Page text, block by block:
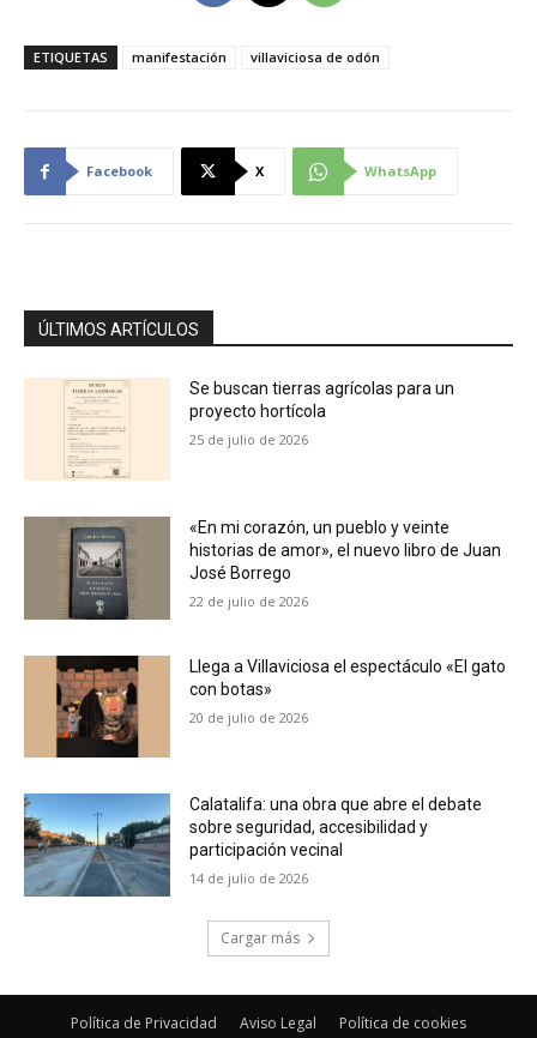
ETIQUETAS manifestación villaviciosa de odón
Facebook X WhatsApp
ÚLTIMOS ARTÍCULOS
Se buscan tierras agrícolas para un
proyecto hortícola
25 de julio de 2026
«En mi corazón, un pueblo y veinte
historias de amor», el nuevo libro de Juan
José Borrego
22 de julio de 2026
Llega a Villaviciosa el espectáculo «El gato
con botas»
20 de julio de 2026
Calatalifa: una obra que abre el debate
sobre seguridad, accesibilidad y
participación vecinal
14 de julio de 2026
Cargar más
Política de Privacidad Aviso Legal Política de cookies